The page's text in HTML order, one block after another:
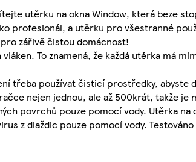
utěrku na okna Window, která beze
profesionál, a utěrku pro všestranné
zářivě čistou domácnost!
To znamená, že každá utěrka má
třeba používat čisticí prostředky, abyste
nejen jednou, ale až 500krát, takže je
povrchů pouze pomocí vody. Utěrka
z dlaždic pouze pomocí vody.